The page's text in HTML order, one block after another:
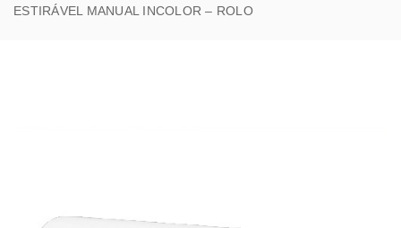
ESTIRÁVEL MANUAL INCOLOR – ROLO